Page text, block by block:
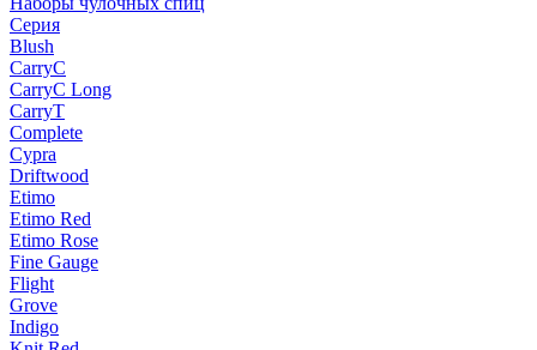
Серия
Blush
CarryC
CarryC Long
CarryT
Complete
Cypra
Driftwood
Etimo
Etimo Red
Etimo Rose
Fine Gauge
Flight
Grove
Indigo